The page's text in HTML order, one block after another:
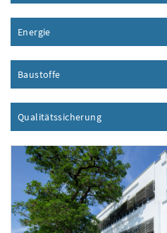
Energie
Baustoffe
QualitätssicherungInhalt